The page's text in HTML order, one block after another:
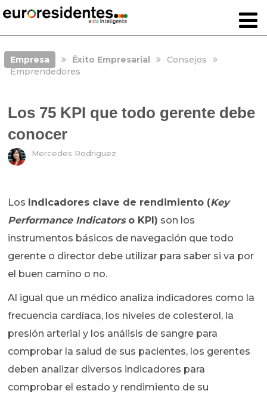
Empresa Éxito Empresarial
Consejos
Emprendedores
Los 75 KPI que todo gerente debe
conocer
Mercedes Rodriguez
Los Indicadores clave de rendimiento (Key
Performance Indicatorso KPI) son los
instrumentos básicos de navegación que todo
gerente o director debe utilizar para saber si va por
el buen camino o no.
Al igual que un médico analiza indicadores como la
frecuencia cardíaca, los niveles de colesterol, la
presión arterial y los análisis de sangre para
comprobar la salud de sus pacientes, los gerentes
deben analizar diversos indicadores para
comprobar el estado y rendimiento de su